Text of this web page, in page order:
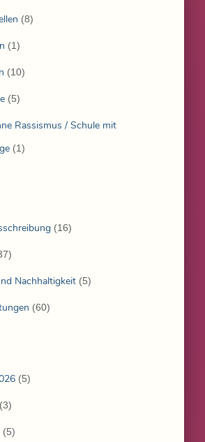
(8)
(1)
(10)
(5)
Rassismus / Schule mit
(1)
(16)
Nachhaltigkeit(5)
(60)
(5)
(5)